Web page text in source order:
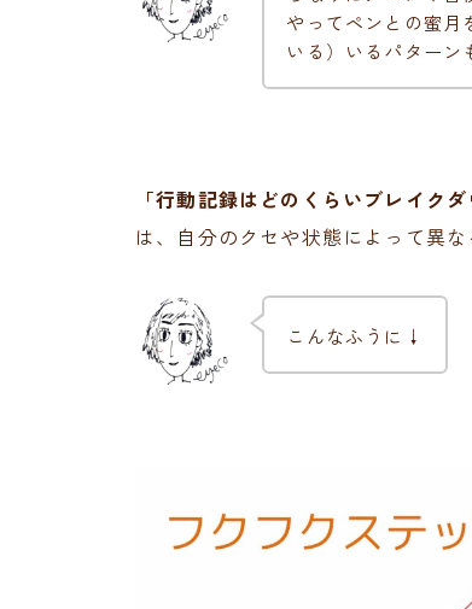
やってペンとの蜜
いる）いるパターン
「行動記録はどのくらいブレイク
は、自分のクセや状態によって異な
こんなふうに↓